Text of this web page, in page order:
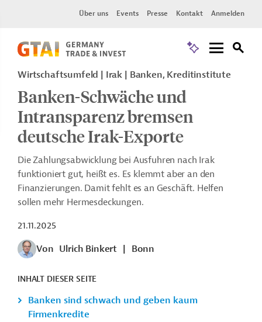
Über uns Events Presse Kontakt Anmelden
Wirtschaftsumfeld | Irak | Banken, Kreditinstitute
Banken-Schwäche und
Intransparenz bremsen
deutsche Irak-Exporte
Die Zahlungsabwicklung bei Ausfuhren nach Irak
funktioniert gut, heißt es. Es klemmt aber an den
Finanzierungen. Damit fehlt es an Geschäft. Helfen
sollen mehr Hermesdeckungen.
21.11.2025
Von Ulrich Binkert Bonn
INHALT DIESER SEITE
Banken sind schwach und geben kaum
Firmenkredite